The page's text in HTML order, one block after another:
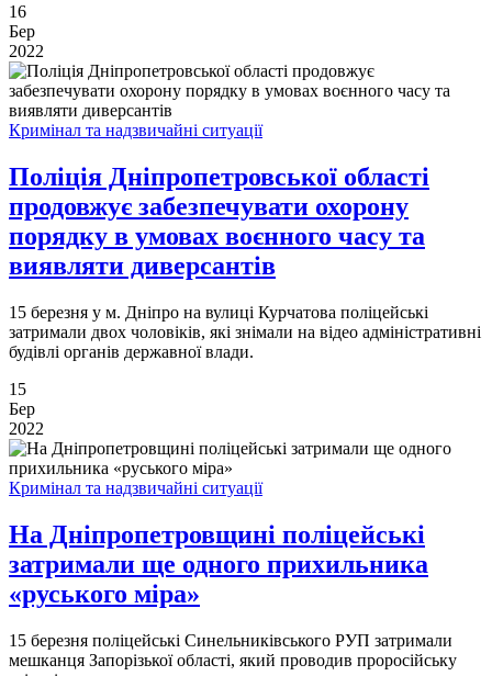
16
Бер
2022
Кримінал та надзвичайні ситуації
Поліція Дніпропетровської області
продовжує забезпечувати охорону
порядку в умовах воєнного часу та
виявляти диверсантів
​​​​​​​15 березня у м. Дніпро на вулиці Курчатова поліцейські
затримали двох чоловіків, які знімали на відео адміністративні
будівлі органів державної влади.
15
Бер
2022
Кримінал та надзвичайні ситуації
На Дніпропетровщині поліцейські
затримали ще одного прихильника
«руського міра»
15 березня поліцейські Синельниківського РУП затримали
мешканця Запорізької області, який проводив проросійську